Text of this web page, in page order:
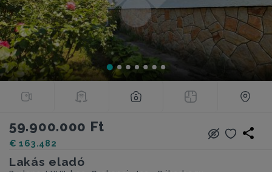
59.900.000 Ft
€ 163.482
Lakás eladó